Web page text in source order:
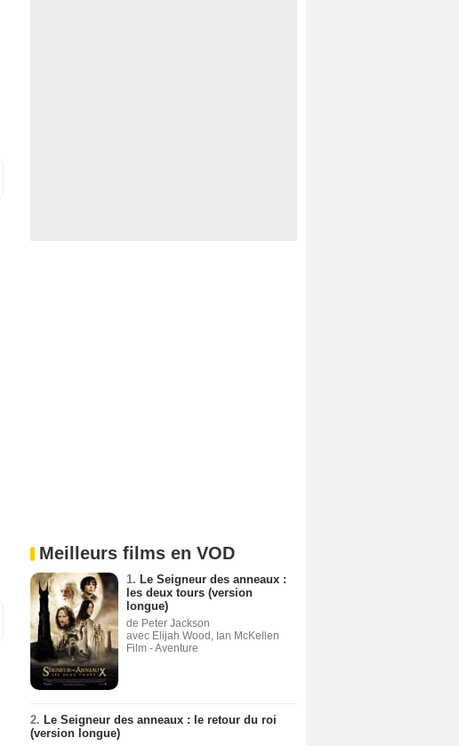
Meilleurs films en VOD
1. Le Seigneur des anneaux :
les deux tours (version
longue)
de Peter Jackson
avec Elijah Wood, Ian McKellen
Film - Aventure
2. Le Seigneur des anneaux : le retour du roi
(version longue)